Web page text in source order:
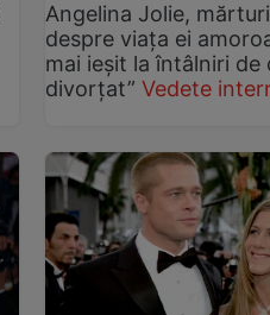
Angelina Jolie,
despre viața ei
mai ieșit la întâlniri de
divorțat” Vedete